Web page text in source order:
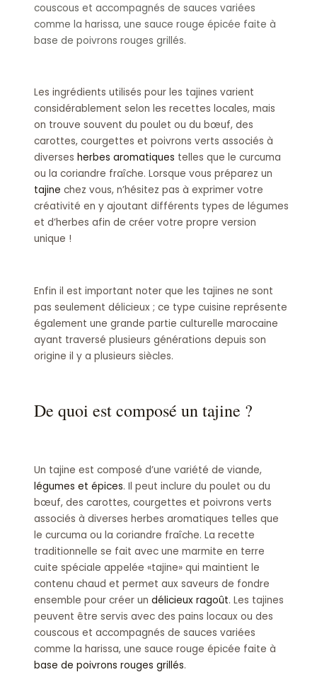
couscous et accompagnés de sauces variées
comme la harissa, une sauce rouge épicée faite à
base de poivrons rouges grillés.
Les ingrédients utilisés pour les tajines varient
considérablement selon les recettes locales, mais
on trouve souvent du poulet ou du bœuf, des
carottes, courgettes et poivrons verts associés à
diverses herbes aromatiques telles que le curcuma
ou la coriandre fraîche. Lorsque vous préparez un
tajine chez vous, n’hésitez pas à exprimer votre
créativité en y ajoutant différents types de légumes
et d’herbes afin de créer votre propre version
unique !
Enfin il est important noter que les tajines ne sont
pas seulement délicieux ; ce type cuisine représente
également une grande partie culturelle marocaine
ayant traversé plusieurs générations depuis son
origine il y a plusieurs siècles.
De quoi est composé un tajine ?
Un tajine est composé d’une variété de viande,
légumes et épices. Il peut inclure du poulet ou du
bœuf, des carottes, courgettes et poivrons verts
associés à diverses herbes aromatiques telles que
le curcuma ou la coriandre fraîche. La recette
traditionnelle se fait avec une marmite en terre
cuite spéciale appelée «tajine» qui maintient le
contenu chaud et permet aux saveurs de fondre
ensemble pour créer un délicieux ragoût. Les tajines
peuvent être servis avec des pains locaux ou des
couscous et accompagnés de sauces variées
comme la harissa, une sauce rouge épicée faite à
base de poivrons rouges grillés.